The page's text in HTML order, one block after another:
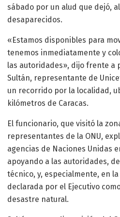
sábado por un alud que dejó,
desaparecidos.
«Estamos disponibles para
tenemos inmediatamente y
las autoridades», dijo frente a
Sultán, representante de
un recorrido por la localidad,
kilómetros de Caracas.
El funcionario, que visitó la
representantes de la ONU,
agencias de Naciones Unidas
apoyando a las autoridades,
técnico, y, especialmente, en
declarada por el Ejecutivo
desastre natural.